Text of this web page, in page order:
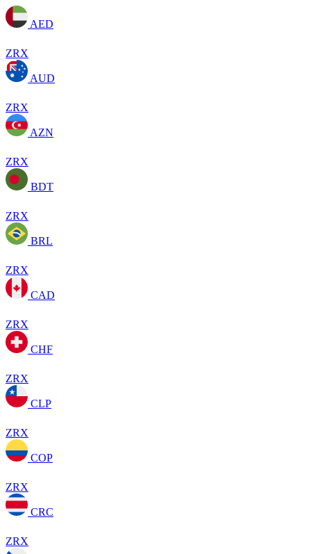
AED
ZRX
AUD
ZRX
AZN
ZRX
BDT
ZRX
BRL
ZRX
CAD
ZRX
CHF
ZRX
CLP
ZRX
COP
ZRX
CRC
ZRX